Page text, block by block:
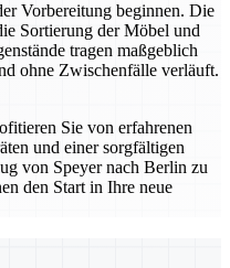
Vorbereitung beginnen. Die
Sortierung der Möbel und
tragen maßgeblich
ohne Zwischenfälle verläuft.
Sie von erfahrenen
und einer sorgfältigen
von Speyer nach Berlin zu
den Start in Ihre neue